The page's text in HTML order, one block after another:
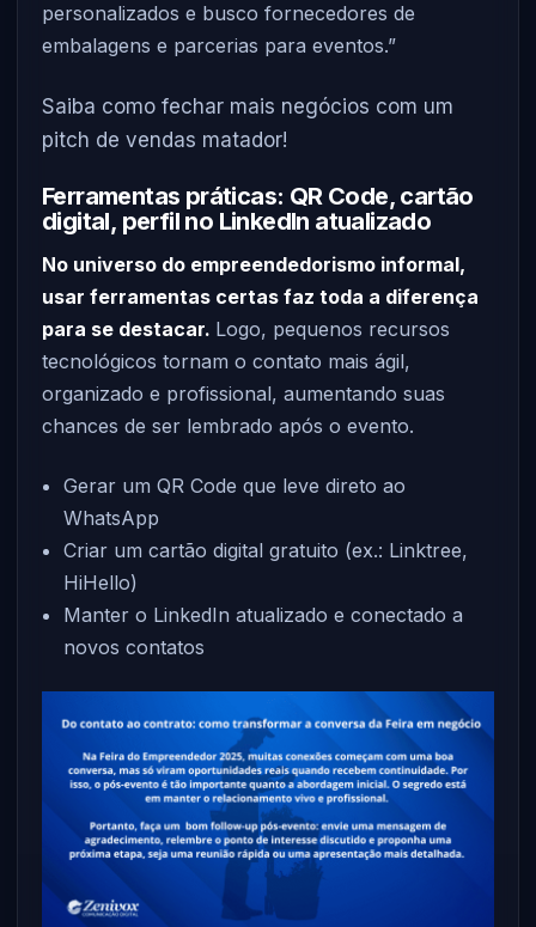
personalizados e busco fornecedores de
embalagens e parcerias para eventos.”
Saiba como fechar mais negócios com um
pitch de vendas matador!
Ferramentas práticas: QR Code, cartão
digital, perfil no LinkedIn atualizado
No universo do empreendedorismo informal,
usar ferramentas certas faz toda a diferença
para se destacar. Logo, pequenos recursos
tecnológicos tornam o contato mais ágil,
organizado e profissional, aumentando suas
chances de ser lembrado após o evento.
Gerar um QR Code que leve direto ao
WhatsApp
Criar um cartão digital gratuito (ex.: Linktree,
HiHello)
Manter o LinkedIn atualizado e conectado a
novos contatos